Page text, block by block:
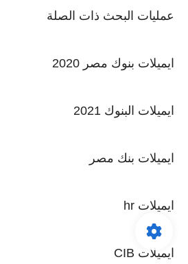
عمليات البحث ذات الصلة
ايميلات بنوك مصر 2020
ايميلات البنوك 2021
ايميلات بنك مصر
ايميلات hr
ايميلات CIB